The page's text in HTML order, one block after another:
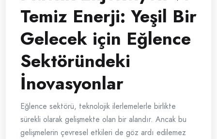
Temiz Enerji: Yeşil Bir
Gelecek için Eğlence
Sektöründeki
İnovasyonlar
Eğlence sektörü, teknolojik ilerlemelerle birlikte
sürekli olarak gelişmekte olan bir alandır. Ancak bu
gelişmelerin çevresel etkileri de göz ardı edilemez